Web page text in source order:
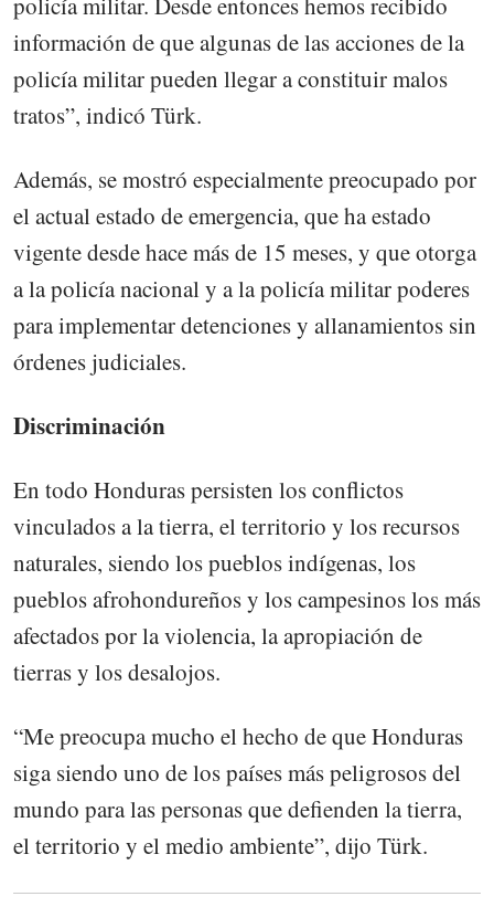
información de que algunas de las acciones de la
policía militar pueden llegar a constituir malos
tratos”, indicó Türk.
Además, se mostró especialmente preocupado por
el actual estado de emergencia, que ha estado
vigente desde hace más de 15 meses, y que otorga
a la policía nacional y a la policía militar poderes
para implementar detenciones y allanamientos sin
órdenes judiciales.
Discriminación
En todo Honduras persisten los conflictos
vinculados a la tierra, el territorio y los recursos
naturales, siendo los pueblos indígenas, los
pueblos afrohondureños y los campesinos los más
afectados por la violencia, la apropiación de
tierras y los desalojos.
“Me preocupa mucho el hecho de que Honduras
siga siendo uno de los países más peligrosos del
mundo para las personas que defienden la tierra,
el territorio y el medio ambiente”, dijo Türk.